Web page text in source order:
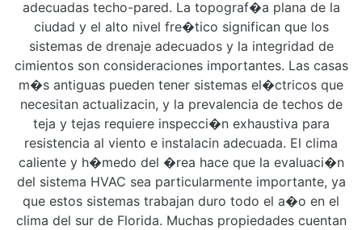
adecuadas techo-pared. La topograf�a plana de la
ciudad y el alto nivel fre�tico significan que los
sistemas de drenaje adecuados y la integridad de
cimientos son consideraciones importantes. Las casas
m�s antiguas pueden tener sistemas el�ctricos que
necesitan actualizacin, y la prevalencia de techos de
teja y tejas requiere inspecci�n exhaustiva para
resistencia al viento e instalacin adecuada. El clima
caliente y h�medo del �rea hace que la evaluaci�n
del sistema HVAC sea particularmente importante, ya
que estos sistemas trabajan duro todo el a�o en el
clima del sur de Florida. Muchas propiedades cuentan